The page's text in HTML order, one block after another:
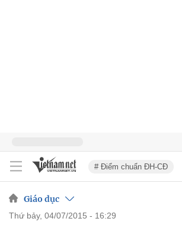
# Điểm chuẩn ĐH-CĐ
Giáo dục
thứ bảy, 04/07/2015 - 16:29